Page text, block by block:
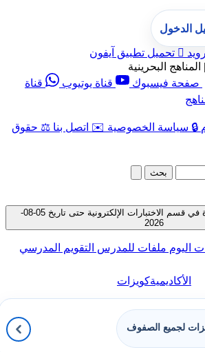
 تحميل تطبيق آيفون
البحرينية
صفحة فيسبوك قناة يوتيوب
قناة
🔒 سياسة الخصوصية ✉️ اتصل بنا ⚖️ حقوق
الدخول
بحث
جميع الملفات المتوفرة في قسم الاختبارات الإلكترونية حتى تاريخ 05-08-
2026
اليوم ملفات للمدرس التقويم المدرسي
الأكاديميةكويزات
لجميع الصفوف